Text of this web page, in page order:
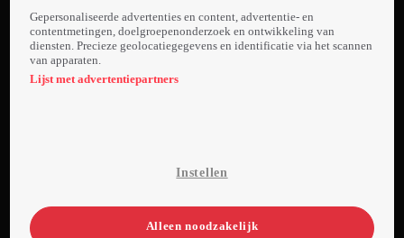
een beperkte
hoeveelheid
uitrusting. Ze
documenteren
eenzaamheid.
Gepersonaliseerde advertenties en content, advertentie- en
contentmetingen, doelgroepenonderzoek en ontwikkeling van
diensten. Precieze geolocatiegegevens en identificatie via het scannen
van apparaten.
Lijst met advertentiepartners
Instellen
Alleen noodzakelijk